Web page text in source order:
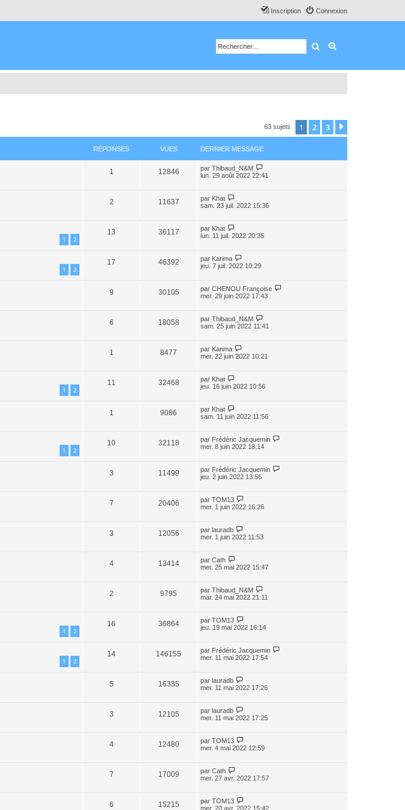
Connexion
Inscription
Rechercher
63 sujets 1 2 3
RÉPONSES VUES DERNIER MESSAGE
1 12846 par Thibaud_N&M
lun. 29 août 2022 22:41
2 11637 par Khat
sam. 23 juil. 2022 15:36
1 2
13 36117 par Khat
lun. 11 juil. 2022 20:35
1 2
17 46392 par Karima
jeu. 7 juil. 2022 10:29
9 30105 par CHENOU Françoise
mer. 29 juin 2022 17:43
6 18058 par Thibaud_N&M
sam. 25 juin 2022 11:41
1 8477 par Karima
mer. 22 juin 2022 10:21
1 2
11 32468 par Khat
jeu. 16 juin 2022 10:56
1 9086 par Khat
sam. 11 juin 2022 11:56
1 2
10 32118 par Frédéric Jacquemin
mer. 8 juin 2022 18:14
3 11499 par Frédéric Jacquemin
jeu. 2 juin 2022 13:56
7 20406 par TOM13
mer. 1 juin 2022 16:26
3 12056 par lauradb
mer. 1 juin 2022 11:53
4 13414 par Cath
mer. 25 mai 2022 15:47
2 9795 par Thibaud_N&M
mar. 24 mai 2022 21:11
1 2
16 36864 par TOM13
jeu. 19 mai 2022 16:14
1 2
14 146155 par Frédéric Jacquemin
mer. 11 mai 2022 17:54
5 16335 par lauradb
mer. 11 mai 2022 17:26
3 12105 par lauradb
mer. 11 mai 2022 17:25
4 12480 par TOM13
mer. 4 mai 2022 12:59
7 17009 par Cath
mer. 27 avr. 2022 17:57
6 15215 par TOM13
mer. 20 avr. 2022 15:42